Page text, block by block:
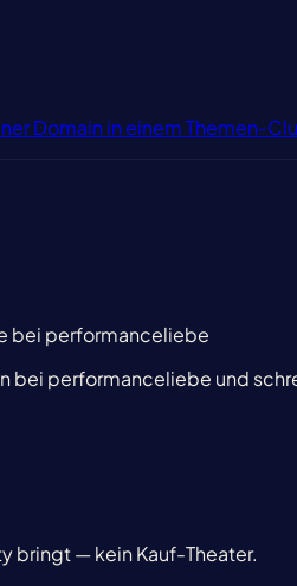
Domain in einem Themen-
bei performanceliebe
performanceliebe und
bringt — kein Kauf-Theater.